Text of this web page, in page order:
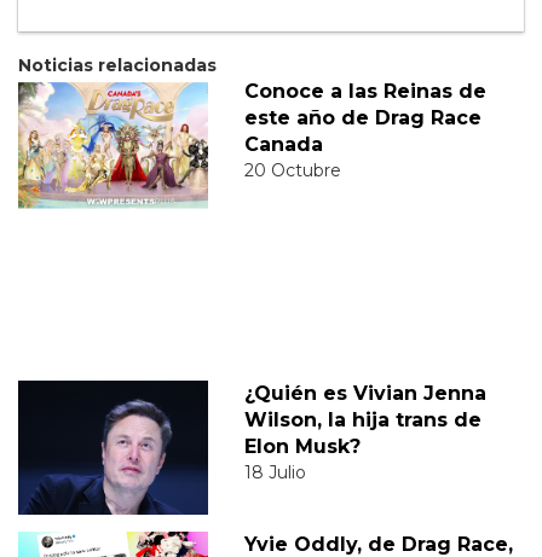
Noticias relacionadas
Conoce a las Reinas de
este año de Drag Race
Canada
20 Octubre
¿Quién es Vivian Jenna
Wilson, la hija trans de
Elon Musk?
18 Julio
Yvie Oddly, de Drag Race,